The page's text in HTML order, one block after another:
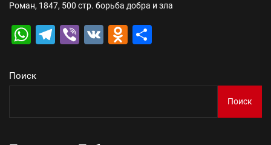
Роман, 1847, 500 стр. борьба добра и зла
WhatsApp
Telegram
Viber
VK Odnoklassniki
Поиск
Поиск